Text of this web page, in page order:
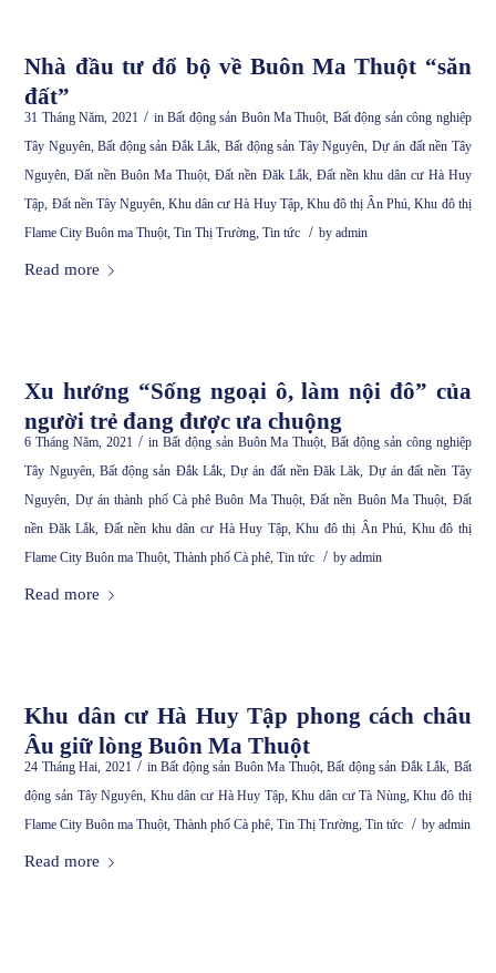
Nhà đầu tư đổ bộ về Buôn Ma Thuột “săn
đất”
31 Tháng Năm, 2021 / inBất động sản Buôn Ma Thuột, Bất động sản công nghiệp
Tây Nguyên,Bất động sản Đắk Lắk, Bất động sản Tây Nguyên, Dự án đất nền Tây
Nguyên,Đất nền Buôn Ma Thuột,Đất nền Đăk Lắk, Đất nền khu dân cư Hà Huy
Tập, Đất nền Tây Nguyên,Khu dân cư Hà Huy Tập, Khu đô thị Ân Phú,Khu đô thị
Flame City Buôn ma Thuột,Tin Thị Trường,Tin tức / byadmin
Read more
Xu hướng “Sống ngoại ô, làm nội đô” của
người trẻ đang được ưa chuộng
6 Tháng Năm, 2021 / in Bất động sản Buôn Ma Thuột,Bất động sản công nghiệp
Tây Nguyên, Bất động sản Đắk Lắk,Dự án đất nền Đăk Lăk, Dự án đất nền Tây
Nguyên, Dự án thành phố Cà phê Buôn Ma Thuột,Đất nền Buôn Ma Thuột, Đất
nền Đăk Lắk, Đất nền khu dân cư Hà Huy Tập,Khu đô thị Ân Phú, Khu đô thị
Flame City Buôn ma Thuột,Thành phố Cà phê,Tin tức / byadmin
Read more
Khu dân cư Hà Huy Tập phong cách châu
Âu giữ lòng Buôn Ma Thuột
24 Tháng Hai, 2021 / inBất động sản Buôn Ma Thuột,Bất động sản Đắk Lắk, Bất
động sản Tây Nguyên, Khu dân cư Hà Huy Tập,Khu dân cư Tà Nùng,Khu đô thị
Flame City Buôn ma Thuột,Thành phố Cà phê,Tin Thị Trường,Tin tức / byadmin
Read more